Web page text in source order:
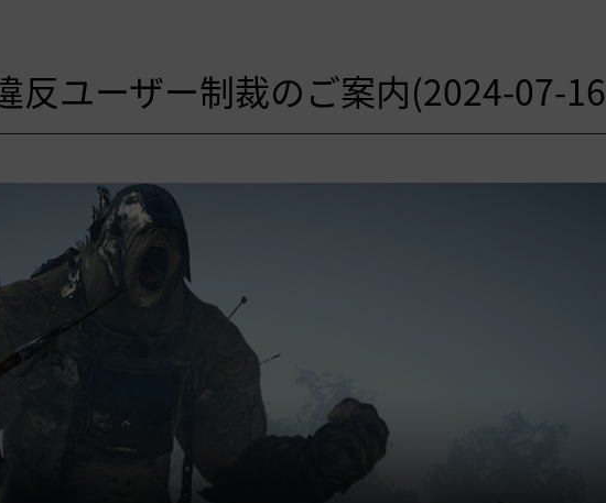
反ユーザー制裁のご案内(2024-07-